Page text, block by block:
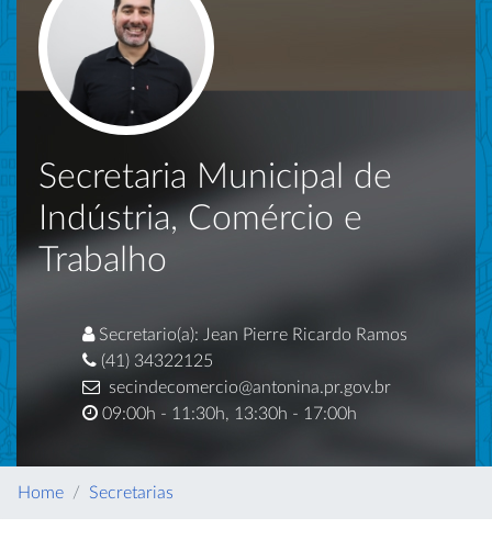
Secretaria Municipal de
Indústria, Comércio e
Trabalho
Secretario(a): Jean Pierre Ricardo Ramos
(41) 34322125
secindecomercio@antonina.pr.gov.br
09:00h - 11:30h, 13:30h - 17:00h
Home Secretarias